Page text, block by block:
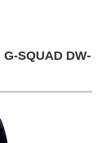
G-SQUAD DW-